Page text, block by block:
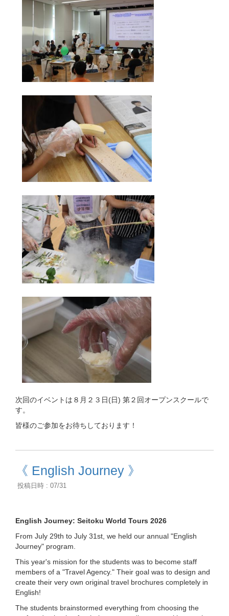
次回のイベントは８月２３日(日) 第２回オープンスクールで
す。
皆様のご参加をお待ちしております！
《 English Journey 》
投稿日時 : 07/31
English Journey: Seitoku World Tours 2026
From July 29th to July 31st, we held our annual "English
Journey" program.
This year's mission for the students was to become staff
members of a "Travel Agency." Their goal was to design and
create their very own original travel brochures completely in
English!
The students brainstormed everything from choosing the